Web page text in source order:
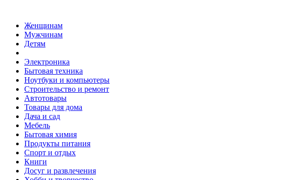
Женщинам
Мужчинам
Детям
Электроника
Бытовая техника
Ноутбуки и компьютеры
Строительство и ремонт
Автотовары
Товары для дома
Дача и сад
Мебель
Бытовая химия
Продукты питания
Спорт и отдых
Книги
Досуг и развлечения